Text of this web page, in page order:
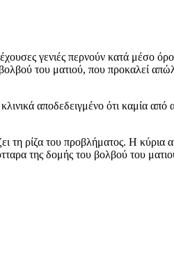
γενιές περνούν κατά μέσο
του ματιού, που προκαλεί
αποδεδειγμένο ότι καμία από
τη ρίζα του προβλήματος. Η κύρια
της δομής του βολβού του